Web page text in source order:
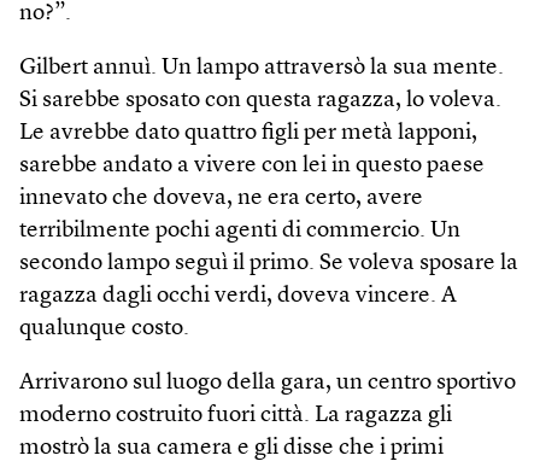
no?”.
Gilbert annuì. Un lampo attraversò la sua mente.
Si sarebbe sposato con questa ragazza, lo voleva.
Le avrebbe dato quattro figli per metà lapponi,
sarebbe andato a vivere con lei in questo paese
innevato che doveva, ne era certo, avere
terribilmente pochi agenti di commercio. Un
secondo lampo seguì il primo. Se voleva sposare la
ragazza dagli occhi verdi, doveva vincere. A
qualunque costo.
Arrivarono sul luogo della gara, un centro sportivo
moderno costruito fuori città. La ragazza gli
mostrò la sua camera e gli disse che i primi